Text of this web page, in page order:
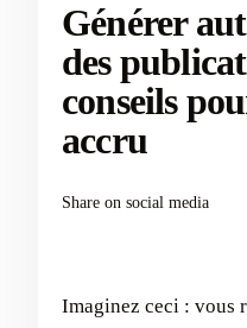
Générer
des
conseils
accru
Share on social media
Imaginez ceci : vous